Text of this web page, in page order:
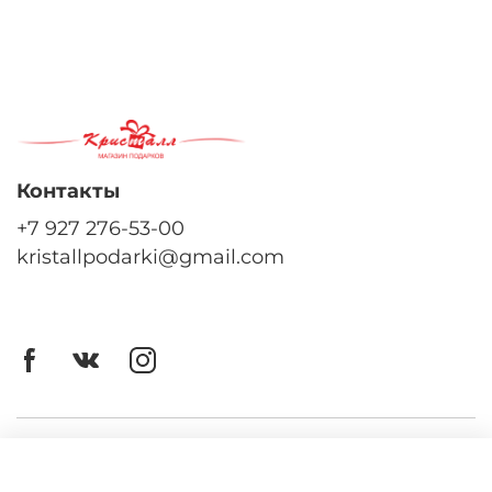
Контакты
+7 927 276-53-00
kristallpodarki@gmail.com